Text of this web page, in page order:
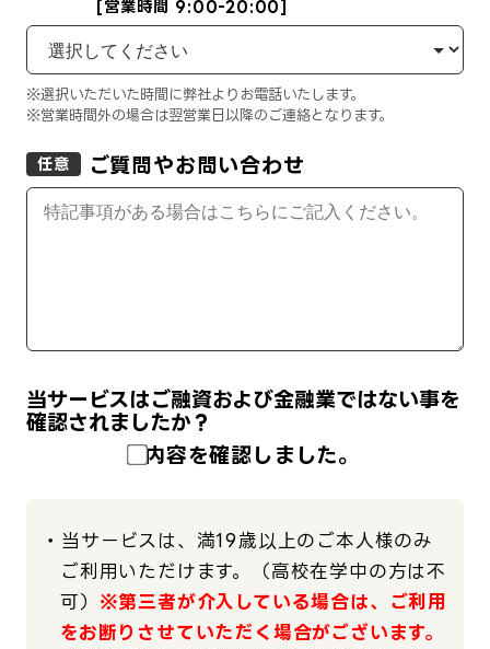
[営業時間 9:00-20:00]
※選択いただいた時間に弊社よりお電話いたします。
※営業時間外の場合は翌営業日以降のご連絡となります。
任意 ご質問やお問い合わせ
当サービスはご融資および金融業ではない事を
確認されましたか？
内容を確認しました。
・ 当サービスは、満19歳以上のご本人様のみ
ご利用いただけます。（高校在学中の方は不
可） ※第三者が介入している場合は、ご利用
をお断りさせていただく場合がございます。